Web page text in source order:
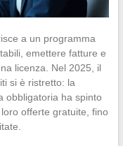
a un programma
emettere fatture e
licenza. Nel 2025, il
si è ristretto: la
obbligatoria ha spinto
offerte gratuite, fino